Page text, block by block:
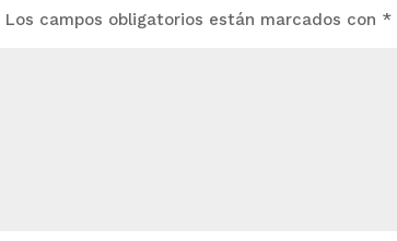
Los campos obligatorios están marcados con *